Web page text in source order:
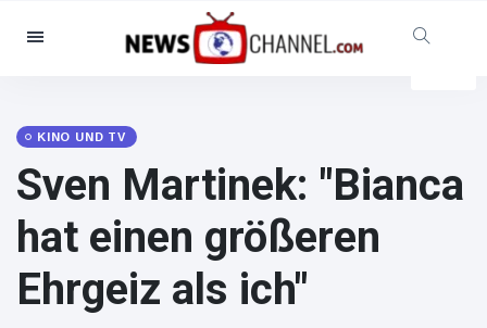
Kategorien
Soziales & Spaß
Kino und TV
(12454)
Promis
(39366)
Mode & Schönheit
(2776)
Autos & Motor
KINO UND TV
Sven Martinek: "Bianca
hat einen größeren
Ehrgeiz als ich"